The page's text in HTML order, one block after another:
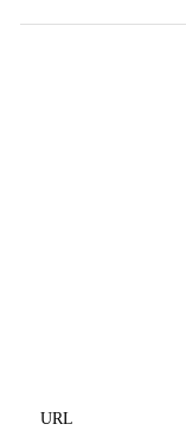
URL